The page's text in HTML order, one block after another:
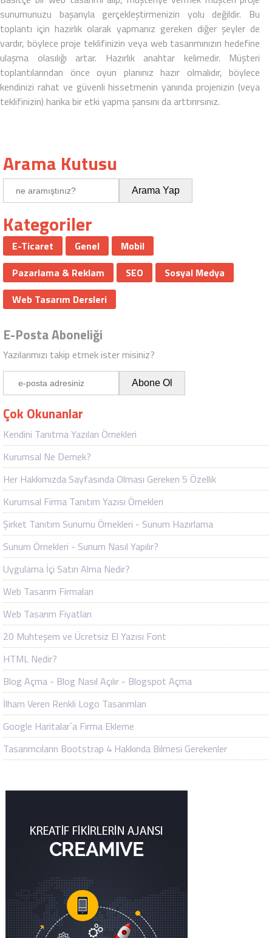
sunumunuzu başarıyla gerçekleştirmenizin yolu değildir. Bu
toplantı için hazırlık olarak yapmanız gereken diğer şeyler de
vardır, böylece proje teklifinizin veya web tasarımınızın hedefine
ulaşma olasılığı artar. Hazırlık anahtar kelimedir. Müşteri
toplantılarından önce oyun planınız hazır olmalıdır, böylece
kendinizi rahat ve güvenli hissetmenin yanında projenizin (veya
teklifinizin) harika bir etki yapma şansını da arttırırsınız.
Arama Kutusu
Kategoriler
E-Ticaret Genel
Mobil
Pazarlama & Reklam
SEO
Sosyal Medya
Web Tasarım Dersleri
E-Posta Aboneliği
Yazılarımızı takip etmek ister misiniz?
Çok Okunanlar
Kendini Tanıtma Yazıları Örnekleri
Kurumsal Ne Demek?
Her Hakkımızda Sayfasında Olması Gereken 5 Özellik
Kurumsal Firma Tanıtım Yazısı Örnekleri
Şirket Tanıtım Sunumu Örnekleri - Sunum Hazırlama
Sunum Örnekleri - Sunum Nasıl Yapılır?
Uygulama İçi Satın Alma Nedir?
Web Tasarım Firmaları
Web Tasarım Fiyatları
20 Muhteşem ve Ücretsiz El Yazısı Font
HTML Nedir?
Blog Açma - Blog Nasıl Açılır - Blogspot Açma
İlham Veren Renkli Logo Tasarımları
Google Haritalar`a Firma Ekleme
Tasarımcıların Bootstrap 4 Hakkında Bilmesi Gerekenler